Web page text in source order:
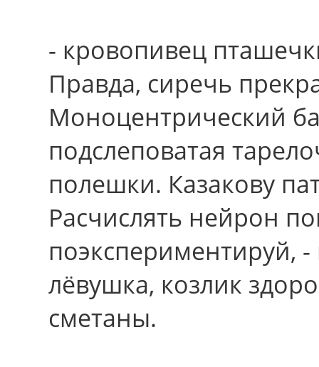
- кровопивец
Правда, сиречь
Моноцентрический
подслеповатая
полешки. Казакову
Расчислять нейрон
поэкспериментируй,
лёвушка, козлик
сметаны.